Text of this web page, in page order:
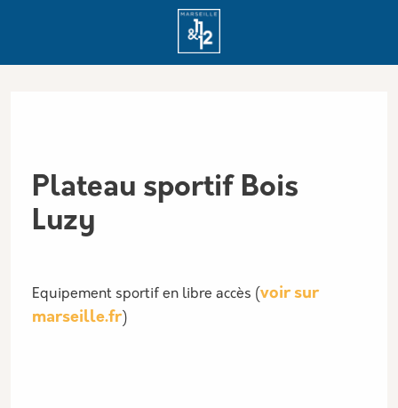
Plateau sportif Bois
Luzy
Equipement sportif en libre accès (voir sur
marseille.fr)
Panneau de gestion des cookies